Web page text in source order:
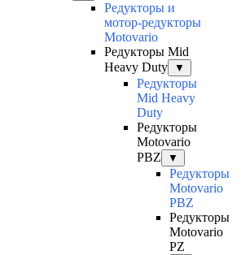
Редукторы и
мотор-редукторы
Motovario
Редукторы Mid
Heavy Duty
▼
Редукторы
Mid Heavy
Duty
Редукторы
Motovario
PBZ
▼
Редукторы
Motovario
PBZ
Редукторы
Motovario
PZ